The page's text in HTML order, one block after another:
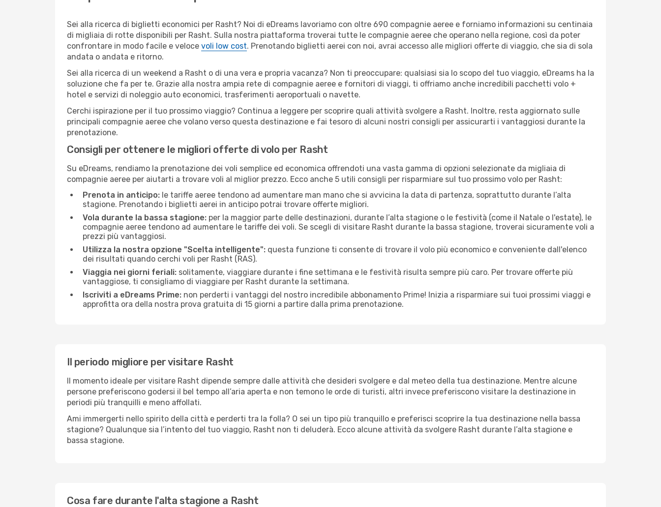
Sei alla ricerca di biglietti economici per Rasht? Noi di eDreams lavoriamo con oltre 690 compagnie aeree e forniamo informazioni su centinaia
di migliaia di rotte disponibili per Rasht. Sulla nostra piattaforma troverai tutte le compagnie aeree che operano nella regione, così da poter
confrontare in modo facile e veloce voli low cost. Prenotando biglietti aerei con noi, avrai accesso alle migliori offerte di viaggio, che sia di sola
andata o andata e ritorno.
Sei alla ricerca di un weekend a Rasht o di una vera e propria vacanza? Non ti preoccupare: qualsiasi sia lo scopo del tuo viaggio, eDreams ha la
soluzione che fa per te. Grazie alla nostra ampia rete di compagnie aeree e fornitori di viaggi, ti offriamo anche incredibili pacchetti volo +
hotel e servizi di noleggio auto economici, trasferimenti aeroportuali o navette.
Cerchi ispirazione per il tuo prossimo viaggio? Continua a leggere per scoprire quali attività svolgere a Rasht. Inoltre, resta aggiornato sulle
principali compagnie aeree che volano verso questa destinazione e fai tesoro di alcuni nostri consigli per assicurarti i vantaggiosi durante la
prenotazione.
Consigli per ottenere le migliori offerte di volo per Rasht
Su eDreams, rendiamo la prenotazione dei voli semplice ed economica offrendoti una vasta gamma di opzioni selezionate da migliaia di
compagnie aeree per aiutarti a trovare voli al miglior prezzo. Ecco anche 5 utili consigli per risparmiare sul tuo prossimo volo per Rasht:
Prenota in anticipo: le tariffe aeree tendono ad aumentare man mano che si avvicina la data di partenza, soprattutto durante l’alta
stagione. Prenotando i biglietti aerei in anticipo potrai trovare offerte migliori.
Vola durante la bassa stagione: per la maggior parte delle destinazioni, durante l’alta stagione o le festività (come il Natale o l'estate), le
compagnie aeree tendono ad aumentare le tariffe dei voli. Se scegli di visitare Rasht durante la bassa stagione, troverai sicuramente voli a
prezzi più vantaggiosi.
Utilizza la nostra opzione "Scelta intelligente": questa funzione ti consente di trovare il volo più economico e conveniente dall'elenco
dei risultati quando cerchi voli per Rasht (RAS).
Viaggia nei giorni feriali: solitamente, viaggiare durante i fine settimana e le festività risulta sempre più caro. Per trovare offerte più
vantaggiose, ti consigliamo di viaggiare per Rasht durante la settimana.
Iscriviti a eDreams Prime: non perderti i vantaggi del nostro incredibile abbonamento Prime! Inizia a risparmiare sui tuoi prossimi viaggi e
approfitta ora della nostra prova gratuita di 15 giorni a partire dalla prima prenotazione.
Il periodo migliore per visitare Rasht
Il momento ideale per visitare Rasht dipende sempre dalle attività che desideri svolgere e dal meteo della tua destinazione. Mentre alcune
persone preferiscono godersi il bel tempo all’aria aperta e non temono le orde di turisti, altri invece preferiscono visitare la destinazione in
periodi più tranquilli e meno affollati.
Ami immergerti nello spirito della città e perderti tra la folla? O sei un tipo più tranquillo e preferisci scoprire la tua destinazione nella bassa
stagione? Qualunque sia l’intento del tuo viaggio, Rasht non ti deluderà. Ecco alcune attività da svolgere Rasht durante l’alta stagione e
bassa stagione.
Cosa fare durante l'alta stagione a Rasht